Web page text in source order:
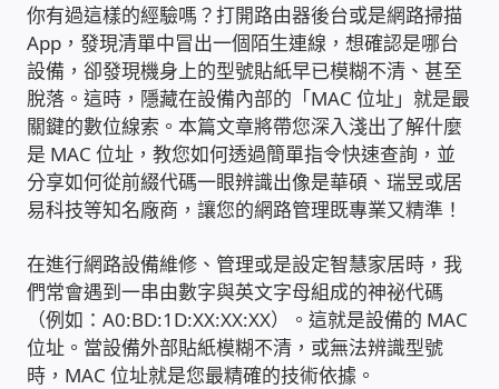
網路建置規劃維修-實績案例
弱電工程-實績案例
插卡計費
自動控制PLC專案設計-實績案例
雲端儲值型電表
你有過這樣的經驗嗎？打開路由器後台或是網路掃描
App，發現清單中冒出一個陌生連線，想確認是哪台
設備，卻發現機身上的型號貼紙早已模糊不清、甚至
脫落。這時，隱藏在設備內部的「MAC 位址」就是最
關鍵的數位線索。本篇文章將帶您深入淺出了解什麼
是 MAC 位址，教您如何透過簡單指令快速查詢，並
分享如何從前綴代碼一眼辨識出像是華碩、瑞昱或居
易科技等知名廠商，讓您的網路管理既專業又精準！
在進行網路設備維修、管理或是設定智慧家居時，我
們常會遇到一串由數字與英文字母組成的神祕代碼
（例如：A0:BD:1D:XX:XX:XX）。這就是設備的 MAC
位址。當設備外部貼紙模糊不清，或無法辨識型號
時，MAC 位址就是您最精確的技術依據。